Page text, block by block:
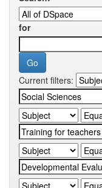
for
Current filters: